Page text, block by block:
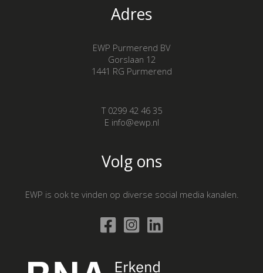
Adres
EWP Purmerend BV
Gorslaan 12
1441 RG Purmerend
T 0299 42 46 35
E info@ewp.nl
Volg ons
EWP is ook te vinden op diverse social media kanalen.